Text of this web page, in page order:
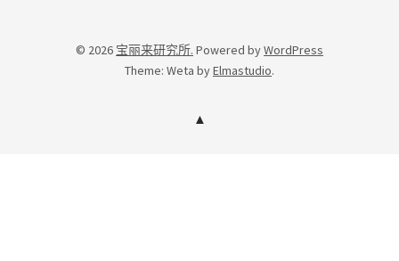
© 2026 宝丽来研究所. Powered byWordPress
Theme: Weta byElmastudio.